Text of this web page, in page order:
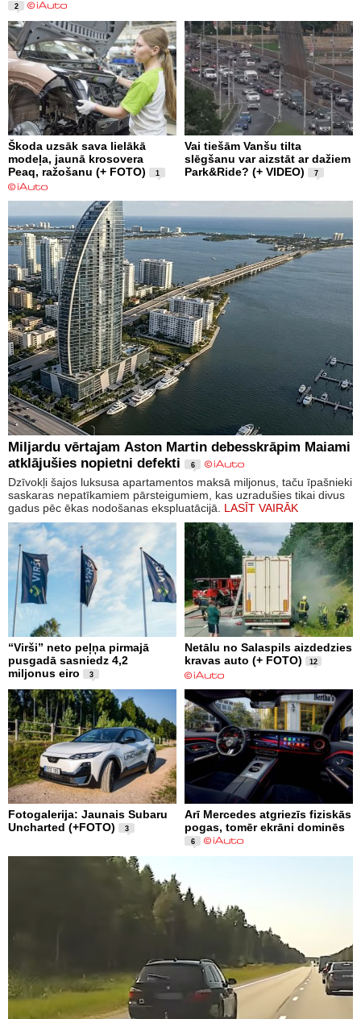
2
Škoda uzsāk sava lielākā
modeļa, jaunā krosovera
Peaq, ražošanu (+ FOTO)
1
Vai tiešām Vanšu tilta
slēgšanu var aizstāt ar dažiem
Park&Ride? (+ VIDEO)
7
Miljardu vērtajam Aston Martin debesskrāpim Maiami
atklājušies nopietni defekti
6
Dzīvokļi šajos luksusa apartamentos maksā miljonus, taču īpašnieki
saskaras nepatīkamiem pārsteigumiem, kas uzradušies tikai divus
gadus pēc ēkas nodošanas ekspluatācijā. LASĪT VAIRĀK
“Virši” neto peļņa pirmajā
pusgadā sasniedz 4,2
miljonus eiro
3
Netālu no Salaspils aizdedzies
kravas auto (+ FOTO)
12
Fotogalerija: Jaunais Subaru
Uncharted (+FOTO)
3
Arī Mercedes atgriezīs fiziskās
pogas, tomēr ekrāni dominēs
6